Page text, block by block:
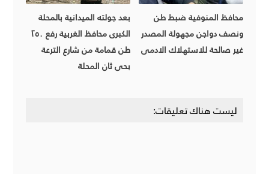
بعد جولته الميدانية بالمحلة
الكبرى محافظ الغربية رفع ٢٥٠
طن قمامة من شارع الترعة
بحى ثان المحلة
محافظ المنوفية ضبط طن
ونصف دواجن مجهولة المصدر
غير صالحة للاستهلاك الادمى
ليست هناك تعليقات: